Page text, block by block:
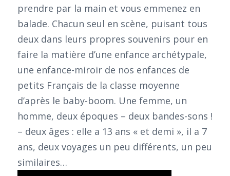
prendre par la main et vous emmenez en
balade. Chacun seul en scène, puisant tous
deux dans leurs propres souvenirs pour en
faire la matière d’une enfance archétypale,
une enfance-miroir de nos enfances de
petits Français de la classe moyenne
d’après le baby-boom. Une femme, un
homme, deux époques – deux bandes-sons !
– deux âges : elle a 13 ans « et demi », il a 7
ans, deux voyages un peu différents, un peu
similaires…